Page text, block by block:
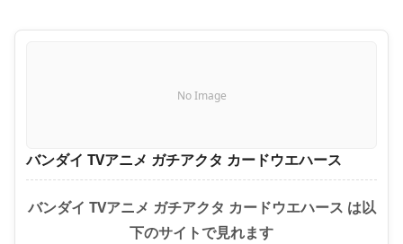
No Image
バンダイ TVアニメ ガチアクタ カードウエハース
バンダイ TVアニメ ガチアクタ カードウエハース は以
下のサイトで見れます